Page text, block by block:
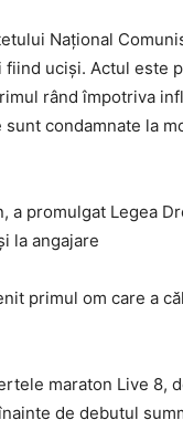
Național
uciși. Actul este
rând împotriva
condamnate la
a promulgat Legea
la angajare
primul om care a
maraton Live 8,
de debutul